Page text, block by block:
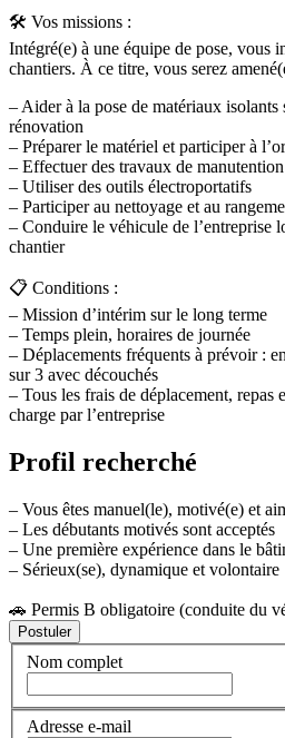
🛠️ Vos missions :
Intégré(e) à une équipe de pose, vous
chantiers. À ce titre, vous serez
– Aider à la pose de matériaux isolants
rénovation
– Préparer le matériel et participer à
– Effectuer des travaux de
– Utiliser des outils électroportatifs
– Participer au nettoyage et au
– Conduire le véhicule de l’entreprise
chantier
📋 Conditions :
– Mission d’intérim sur le long terme
– Temps plein, horaires de journée
– Déplacements fréquents à prévoir :
sur 3 avec découchés
– Tous les frais de déplacement, repas
charge par l’entreprise
Profil recherché
– Vous êtes manuel(le), motivé(e) et
– Les débutants motivés sont acceptés
– Une première expérience dans le
– Sérieux(se), dynamique et volontaire
🚗 Permis B obligatoire (conduite du
Nom complet
Adresse e-mail